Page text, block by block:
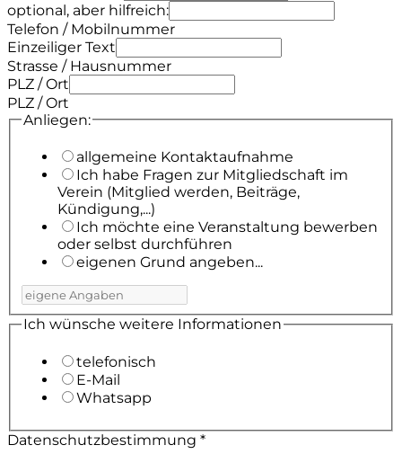
optional, aber hilfreich:
Telefon / Mobilnummer
Einzeiliger Text
Strasse / Hausnummer
PLZ / Ort
PLZ / Ort
Anliegen:
allgemeine Kontaktaufnahme
Ich habe Fragen zur Mitgliedschaft im
Verein (Mitglied werden, Beiträge,
Kündigung,...)
Ich möchte eine Veranstaltung bewerben
oder selbst durchführen
eigenen Grund angeben...
Ich wünsche weitere Informationen
telefonisch
E-Mail
Whatsapp
Datenschutzbestimmung *